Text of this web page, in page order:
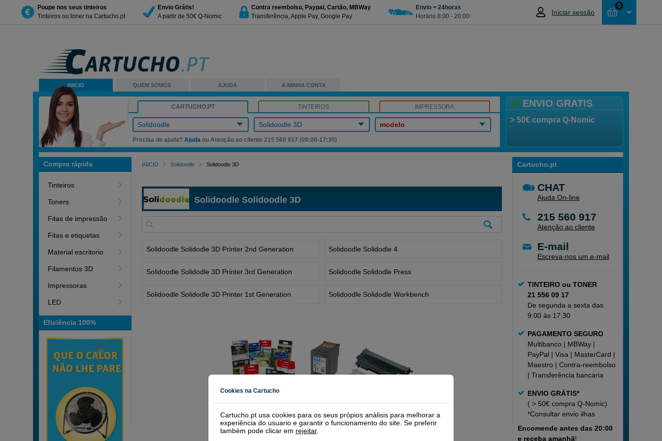
Poupe nos seus tinteiros
Tinteiros ou toner na Cartucho.pt
Envio Grátis!
A partir de 50€ Q-Nomic
Contra reembolso, Paypal, Cartão, MBWay
Transferência, Apple Pay, Google Pay
Envio < 24horas
Horário 8:00 - 20:00
Iniciar sessão
0
INICIO QUEM SOMOS AJUDA A MINHA CONTA
ENVIO GRATIS
> 50€ compra Q-Nomic
CARTUCHO.PT TINTEIROS IMPRESSORA
Solidoodle Solidoodle 3D modelo
Precisa de ajuda?Ajuda ou Atenção ao cliente 215 560 917 (09:00-17:30)
Compra rápida
Tinteiros
Toners
Fitas de impressão
Fitas e etiquetas
Material escritorio
Filamentos 3D
Impressoras
LED
Eficiência 100%
Cartucho.pt
CHAT
Ajuda On-line
215 560 917
Atenção ao cliente
E-mail
Escreva-nos um e-mail
TINTEIRO ou TONER
21 556 09 17
De segunda a sexta das
9:00 às 17:30
PAGAMENTO SEGURO
Multibanco | MBWay |
PayPal | Visa | MasterCard |
Maestro | Contra-reembolso
| Transferência bancaria
ENVIO GRÁTIS*
( > 50€ compra Q-Nomic)
*Consultarenvio ilhas
Encomende antes das 20:00
e receba amanhã!
INICIO Solidoodle Solidoodle 3D
Solidoodle Solidoodle 3D
Solidoodle Solidodle 3D Printer 2nd Generation
Solidoodle Solidodle 3D Printer 3rd Generation
Solidoodle Solidodle 3D Printer 1st Generation
Solidoodle Solidodle 4
Solidoodle Solidodle Press
Solidoodle Solidodle Workbench
Cookies na Cartucho
Cartucho.pt usa cookies para os seus própios análisis para melhorar a
experiência do usuario e garantir o funcionamento do site. Se preferir
também pode clicar em rejeitar.